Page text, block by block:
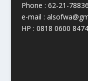
Phone : 62-21-
e-mail :
HP : 0818 0600 8474